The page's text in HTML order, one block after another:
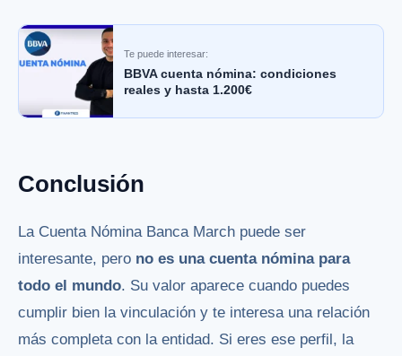
Te puede interesar:
BBVA cuenta nómina: condiciones
reales y hasta 1.200€
Conclusión
La Cuenta Nómina Banca March puede ser
interesante, pero no es una cuenta nómina para
todo el mundo. Su valor aparece cuando puedes
cumplir bien la vinculación y te interesa una relación
más completa con la entidad. Si eres ese perfil, la